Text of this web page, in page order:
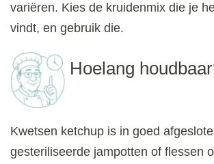
variëren. Kies de kruidenmix die je
vindt, en gebruik die.
Hoelang
Kwetsen ketchup is in goed
gesteriliseerde jampotten of flessen